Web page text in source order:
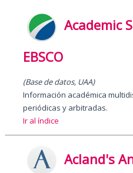
Academic
EBSCO
(Base de datos, UAA)
Información académica
periódicas y arbitradas.
Ir al índice
Acland's